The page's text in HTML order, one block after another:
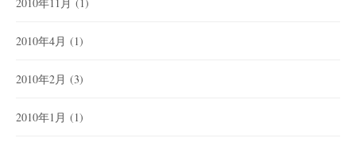
2010年4月 (1)
2010年2月 (3)
2010年1月 (1)